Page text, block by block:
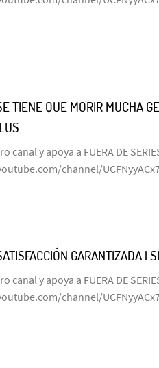
TIENE QUE MORIR MUCHA
canal y apoya a FUERA DE
channel/
GARANTIZADA |
canal y apoya a FUERA DE
channel/